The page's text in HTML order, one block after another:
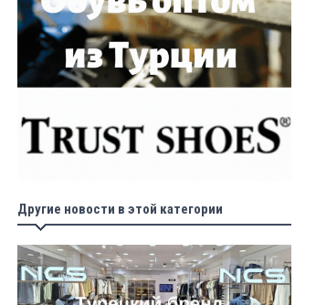
Другие новости в этой категории